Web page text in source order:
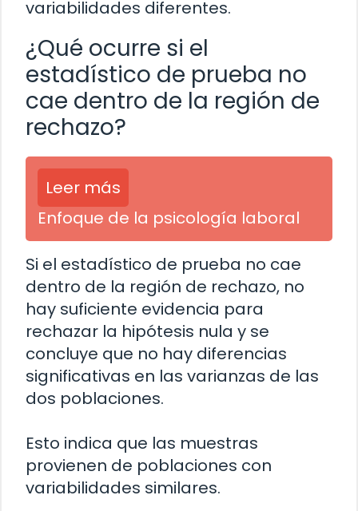
variabilidades diferentes.
¿Qué ocurre si el
estadístico de prueba no
cae dentro de la región de
rechazo?
Leer más
Enfoque de la psicología laboral
Si el estadístico de prueba no cae
dentro de la región de rechazo, no
hay suficiente evidencia para
rechazar la hipótesis nula y se
concluye que no hay diferencias
significativas en las varianzas de las
dos poblaciones.
Esto indica que las muestras
provienen de poblaciones con
variabilidades similares.